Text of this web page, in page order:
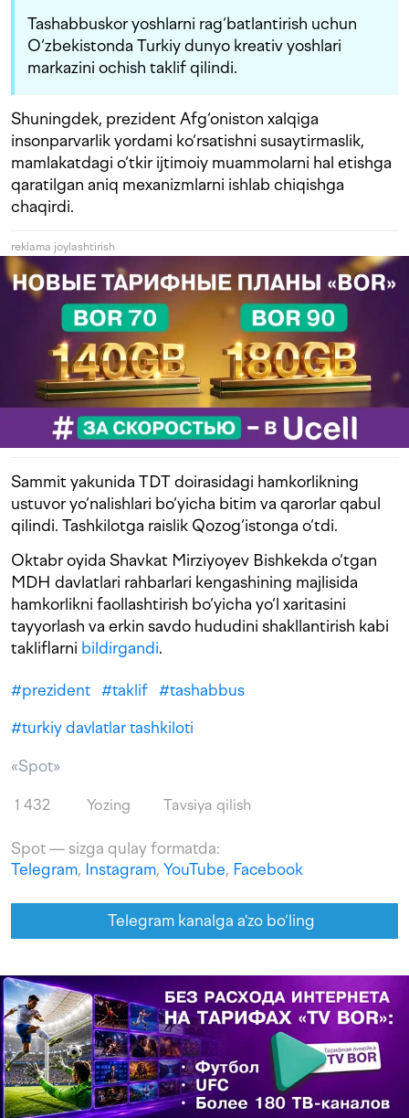
Tashabbuskor yoshlarni rag‘batlantirish uchun
O‘zbekistonda Turkiy dunyo kreativ yoshlari
markazini ochish taklif qilindi.
Shuningdek, prezident Afg‘oniston xalqiga
insonparvarlik yordami ko‘rsatishni susaytirmaslik,
mamlakatdagi o‘tkir ijtimoiy muammolarni hal etishga
qaratilgan aniq mexanizmlarni ishlab chiqishga
chaqirdi.
reklama joylashtirish
Sammit yakunida TDT doirasidagi hamkorlikning
ustuvor yo‘nalishlari bo‘yicha bitim va qarorlar qabul
qilindi. Tashkilotga raislik Qozog‘istonga o‘tdi.
Oktabr oyida Shavkat Mirziyoyev Bishkekda o‘tgan
MDH davlatlari rahbarlari kengashining majlisida
hamkorlikni faollashtirish bo‘yicha yo‘l xaritasini
tayyorlash va erkin savdo hududini shakllantirish kabi
takliflarni bildirgandi.
#prezident #taklif #tashabbus
#turkiy davlatlar tashkiloti
«Spot»
1 432 Yozing Tavsiya qilish
Spot — sizga qulay formatda:
Telegram, Instagram, YouTube, Facebook
Telegram kanalga a'zo bo‘ling